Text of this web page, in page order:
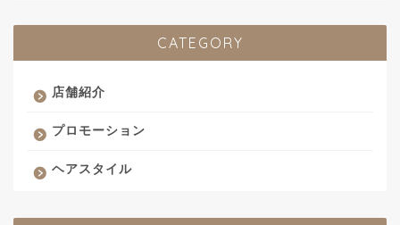
CATEGORY
店舗紹介
プロモーション
ヘアスタイル